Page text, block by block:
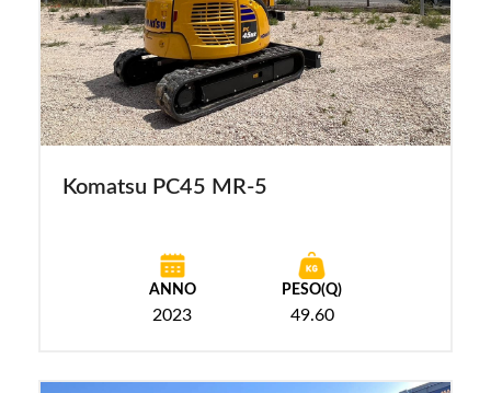
Komatsu PC45 MR-5
ANNO
2023
PESO(Q)
49.60